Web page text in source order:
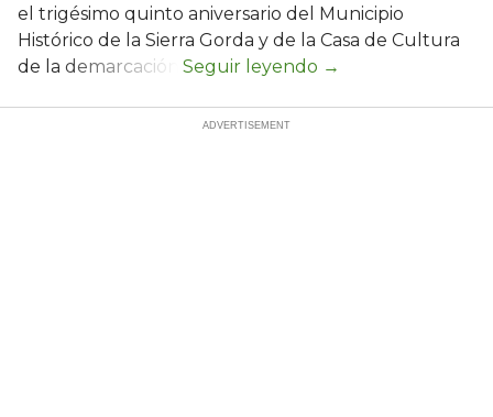
el trigésimo quinto aniversario del Municipio
Histórico de la Sierra Gorda y de la Casa de Cultura
de la demarcación.